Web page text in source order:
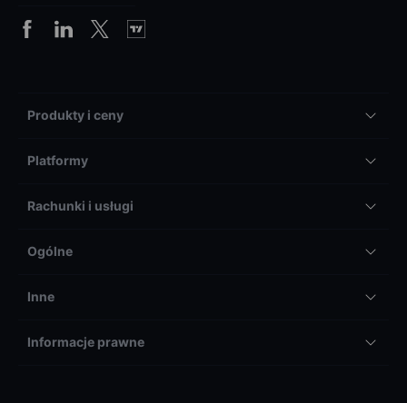
Produkty i ceny
Platformy
Rachunki i usługi
Ogólne
Inne
Informacje prawne